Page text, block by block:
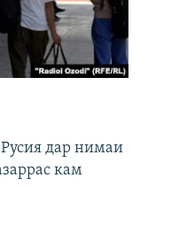
дар нимаи
кам